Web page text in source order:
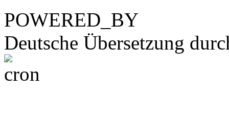
POWERED_BY
Deutsche Übersetzung